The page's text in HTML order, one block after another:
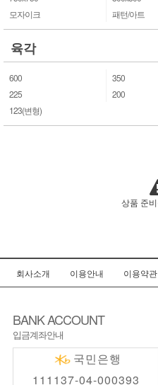
모자이크
패턴/아트
육각
600 350
225
200
123(변형)
상품 준
회사소개 이용안내 이용약관
BANK ACCOUNT
입금계좌안내
국민은행
111137-04-000393